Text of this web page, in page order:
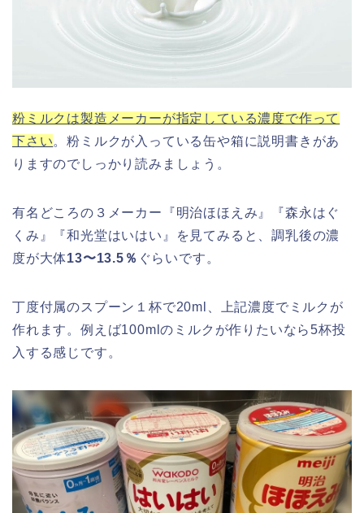
粉ミルクは製造メーカーが指定している濃度で作って
下さい。粉ミルクが入っている缶や箱に説明書きがあ
りますのでしっかり読みましょう。
有名どころの３メーカー『明治ほほえみ』『森永はぐ
くみ』『和光堂はいはい』を見てみると、調乳後の濃
度が大体13〜13.5％ ぐらいです。
丁度付属のスプーン１杯で20ml、上記濃度でミルクが
作れます。例えば100mlのミルクが作りたいなら5杯投
入する感じです。